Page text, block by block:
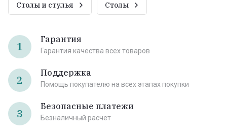
Столы и стулья Столы
1
Гарантия
Гарантия качества всех товаров
2
Поддержка
Помощь покупателю на всех этапах покупки
3
Безопасные платежи
Безналичный расчет